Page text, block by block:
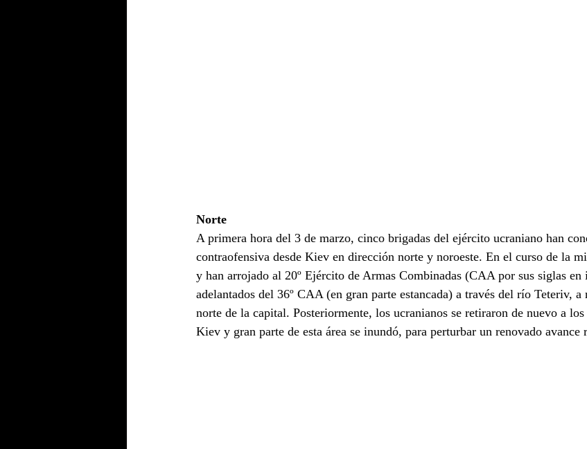
Norte
A primera hora del 3 de marzo, cinco brigadas del ejército ucraniano han
contraofensiva desde Kiev en dirección norte y noroeste. En el curso de la
y han arrojado al 20º Ejército de Armas Combinadas (CAA por sus siglas en
adelantados del 36º CAA (en gran parte estancada) a través del río Teteriv,
norte de la capital. Posteriormente, los ucranianos se retiraron de nuevo a
Kiev y gran parte de esta área se inundó, para perturbar un renovado avance